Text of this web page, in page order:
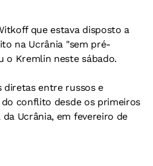
que estava disposto a
na Ucrânia "sem pré-
o Kremlin neste sábado.
diretas entre russos e
conflito desde os primeiros
da Ucrânia, em fevereiro de